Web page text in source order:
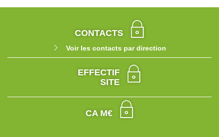
CONTACTS
Voir les contacts par direction
EFFECTIF
SITE
CA M€